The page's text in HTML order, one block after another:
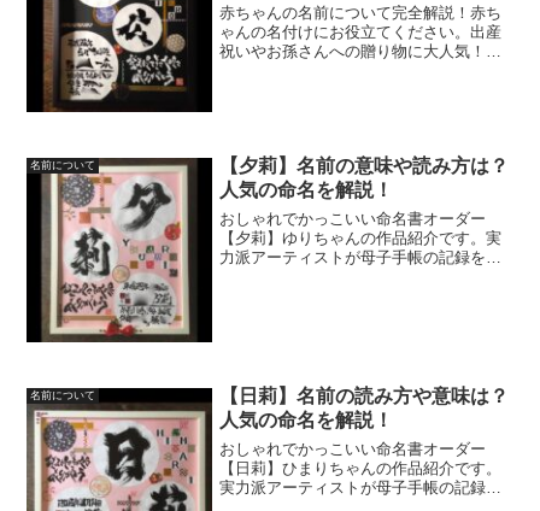
赤ちゃんの名前について完全解説！赤ち
ゃんの名付けにお役立てください。出産
祝いやお孫さんへの贈り物に大人気！！
名前について
【夕莉】名前の意味や読み方は？
人気の命名を解説！
おしゃれでかっこいい命名書オーダー
【夕莉】ゆりちゃんの作品紹介です。実
力派アーティストが母子手帳の記録を、
名前について
【日莉】名前の読み方や意味は？
人気の命名を解説！
おしゃれでかっこいい命名書オーダー
【日莉】ひまりちゃんの作品紹介です。
実力派アーティストが母子手帳の記録